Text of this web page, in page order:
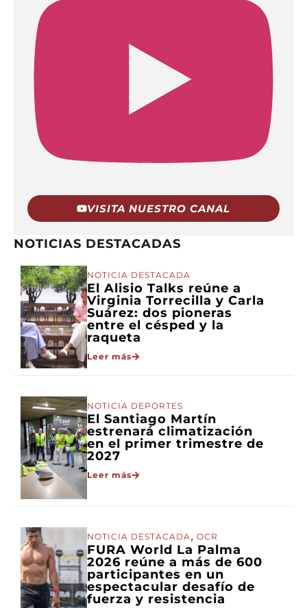
VISITA NUESTRO CANAL
NOTICIAS DESTACADAS
NOTICIA DESTACADA
El Alisio Talks reúne a
Virginia Torrecilla y Carla
Suárez: dos pioneras
entre el césped y la
raqueta
Leer más
NOTICIA DEPORTES
El Santiago Martín
estrenará climatización
en el primer trimestre de
2027
Leer más
NOTICIA DESTACADA, OCR
FURA World La Palma
2026 reúne a más de 600
participantes en un
espectacular desafío de
fuerza y resistencia